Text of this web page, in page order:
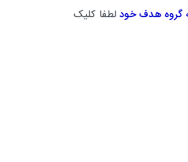
گروه هدف خودلطفا کلیک